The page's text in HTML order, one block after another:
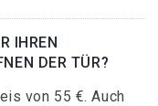
IHREN
DER TÜR?
von 55 €. Auch